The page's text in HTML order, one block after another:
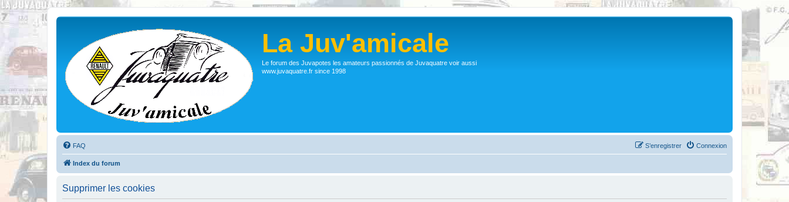
La Juv'amicale
Le forum des Juvapotes les amateurs passionnés de Juvaquatre voir aussi
www.juvaquatre.fr since 1998
FAQ Connexion
S’enregistrer
Index du forum
Supprimer les cookies